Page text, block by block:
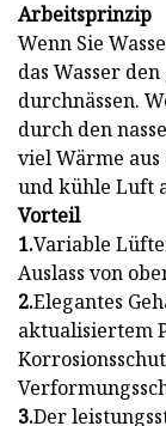
Arbeitsprinzip
Wenn Sie
das Wasser
durchnässen.
durch den
viel Wärme
und kühle Luft
Vorteil
1.Variable
Auslass von
2.Elegantes
aktualisiertem
3.Der